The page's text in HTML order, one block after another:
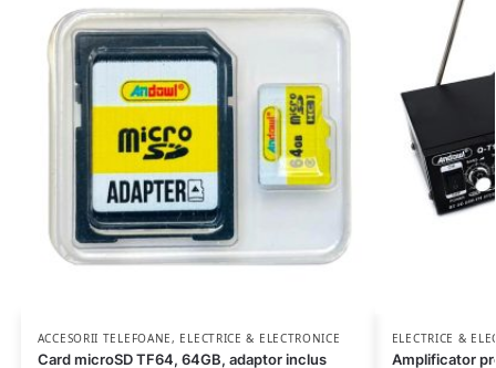
ACCESORII TELEFOANE, ELECTRICE & ELECTRONICE
Card microSD TF64, 64GB, adaptor inclus
ELECTRICE &
Amplificator